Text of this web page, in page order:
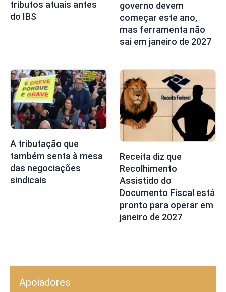
tributos atuais antes
do IBS
governo devem
começar este ano,
mas ferramenta não
sai em janeiro de 2027
A tributação que
também senta à mesa
das negociações
sindicais
Receita diz que
Recolhimento
Assistido do
Documento Fiscal está
pronto para operar em
janeiro de 2027
Apoiadores